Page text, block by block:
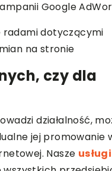
Google
radami dotyczącymi
na stronie
czy dla
działalność,
jej promowanie
Nasze